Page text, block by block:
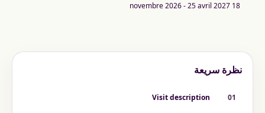
18 novembre 2026 - 25 avril 2027
نظرة سريعة
01
Visit description